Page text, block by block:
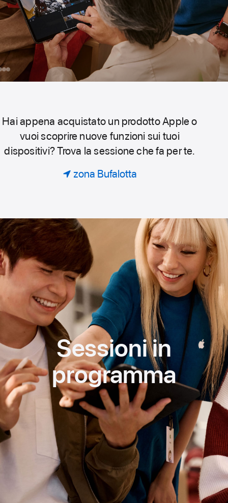
iPhone
Apple
Scrivi una riga di codice, disegna o esplora nuove
tecniche fotografiche. Trova la sessione ideale
per imparare, sperimentare e fare cose che non
immagini con i prodotti che ami.
Today
at
Hai appena acquistato un prodotto Apple o
vuoi scoprire nuove funzioni sui tuoi
dispositivi? Trova la sessione che fa per te.
zona Bufalotta
Sessioni in
programma